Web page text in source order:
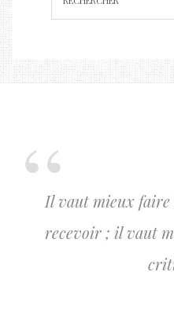
Il vaut mieux
recevoir ; il vaut